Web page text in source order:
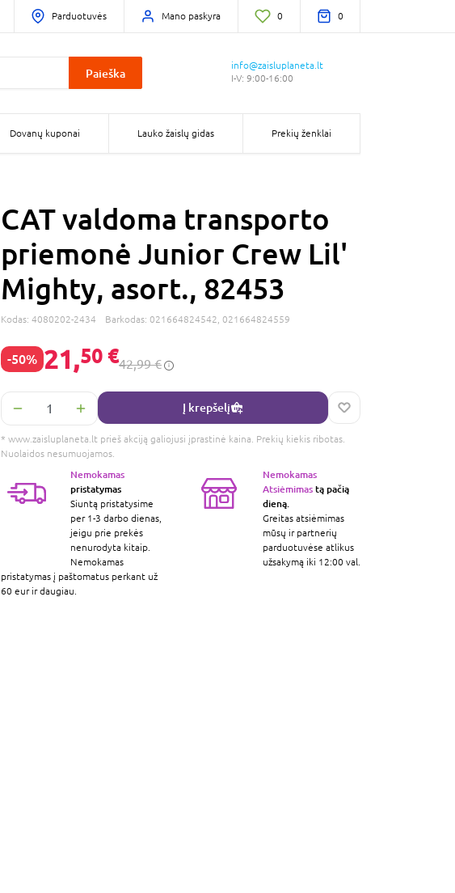
Parduotuvės Mano paskyra 0 0
Paieška
info@zaisluplaneta.lt
I-V: 9:00-16:00
Dovanų kuponai Lauko žaislų gidas Prekių ženklai
CAT valdoma transporto
priemonė Junior Crew Lil'
Mighty, asort., 82453
Kodas: 4080202-2434 Barkodas: 021664824542, 021664824559
-50% 21,50 €42,99 €
Į krepšelį
* www.zaisluplaneta.lt prieš akciją galiojusi įprastinė kaina. Prekių kiekis ribotas.
Nuolaidos nesumuojamos.
Nemokamas
pristatymas
Siuntą pristatysime
per 1-3 darbo dienas,
jeigu prie prekės
nenurodyta kitaip.
Nemokamas
pristatymas į paštomatus perkant už
60 eur ir daugiau.
Nemokamas
Atsiėmimastą pačią
dieną.
Greitas atsiėmimas
mūsų ir partnerių
parduotuvėse atlikus
užsakymą iki 12:00 val.